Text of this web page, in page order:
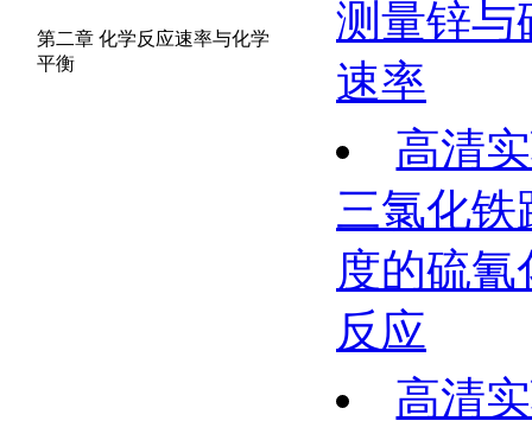
第二章 化学反应速率与化学
平衡
测量锌与
速率
高清
三氯化铁
度的硫
反应
高清